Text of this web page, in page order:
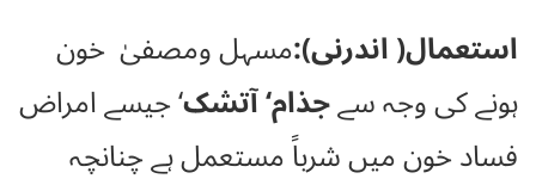
استعمال( اندرنی):مسہل ومصفیٰ خون
ہونے کی وجہ سےجذام‘ آتشک‘ جیسے امراض
فساد خون میں شرباً مستعمل ہے چنانچہ